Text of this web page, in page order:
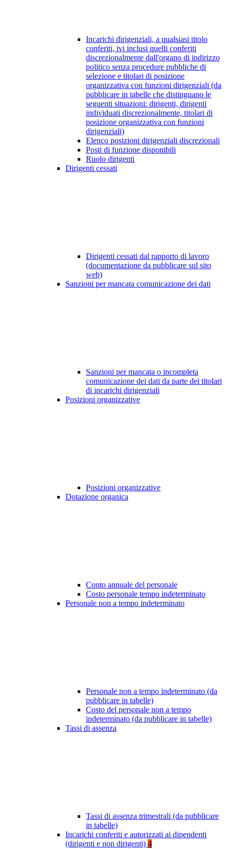
Incarichi dirigenziali, a qualsiasi titolo
conferiti, ivi inclusi quelli conferiti
discrezionalmente dall'organo di indirizzo
politico senza procedure pubbliche di
selezione e titolari di posizione
organizzativa con funzioni dirigenziali (da
pubblicare in tabelle che distinguano le
seguenti situazioni: dirigenti, dirigenti
individuati discrezionalmente, titolari di
posizione organizzativa con funzioni
dirigenziali)
Elenco posizioni dirigenziali discrezionali
Posti di funzione disponibili
Ruolo dirigenti
Dirigenti cessati
Dirigenti cessati dal rapporto di lavoro
(documentazione da pubblicare sul sito
web)
Sanzioni per mancata comunicazione dei dati
Sanzioni per mancata o incompleta
comunicazione dei dati da parte dei titolari
di incarichi dirigenziali
Posizioni organizzative
Posizioni organizzative
Dotazione organica
Conto annuale del personale
Costo personale tempo indeterminato
Personale non a tempo indeterminato
Personale non a tempo indeterminato (da
pubblicare in tabelle)
Costo del personale non a tempo
indeterminato (da pubblicare in tabelle)
Tassi di assenza
Tassi di assenza trimestrali (da pubblicare
in tabelle)
Incarichi conferiti e autorizzati ai dipendenti
(dirigenti e non dirigenti) 4